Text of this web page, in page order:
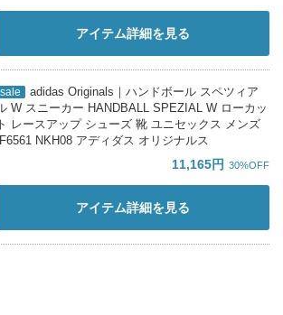
アイテム詳細を見る
sale
adidas Originals｜ハンドボール スペツィア
W スニーカー HANDBALL SPEZIAL W ローカッ
ト レースアップ シューズ 靴 ユニセックス メンズ
IF6561 NKH08 アディダス オリジナルス
11,165円 30%OFF
アイテム詳細を見る